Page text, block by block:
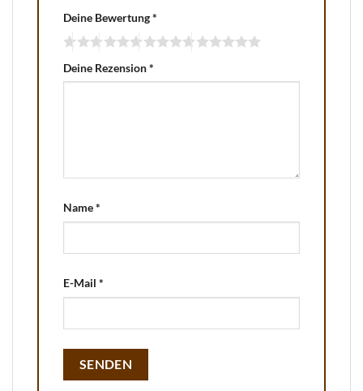
Deine Bewertung*
Deine Rezension*
Name*
E-Mail *